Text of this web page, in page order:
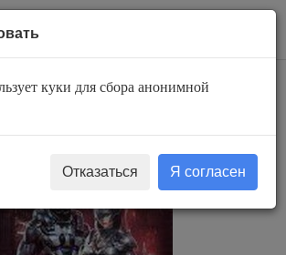
Книга 8
куки для сбора анонимной
Отказаться Я согласен